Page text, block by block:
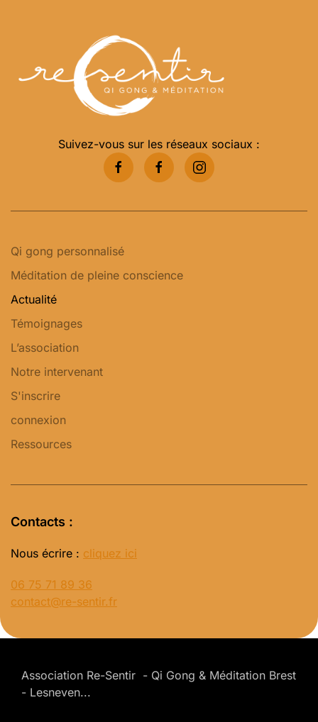
Suivez-vous sur les réseaux sociaux :
Qi gong personnalisé
Méditation de pleine conscience
Actualité
Témoignages
L’association
Notre intervenant
S'inscrire
connexion
Ressources
Contacts :
Nous écrire : cliquez ici
06 75 71 89 36
contact@re-sentir.fr
Association Re-Sentir - Qi Gong & Méditation Brest
- Lesneven...